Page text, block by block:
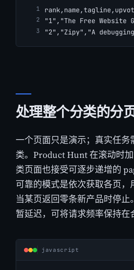
"1","The Free Website
"2","Zipy","A
处理整个分类的分
一个页面只是演示；真实任务
类。Product Hunt 在滚动时
类页面也接受可逐步递增的
可靠的模式是依次获取各页，
当某页返回零条新产品时停
暂延迟，可将请求频率保持在
javascript